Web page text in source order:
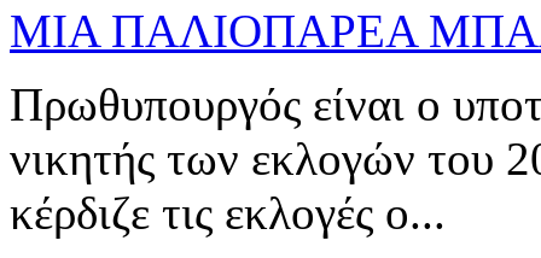
ΜΙΑ ΠΑΛΙΟΠΑΡΕΑ
Πρωθυπουργός είναι ο
νικητής των εκλογών του
κέρδιζε τις εκλογές ο...